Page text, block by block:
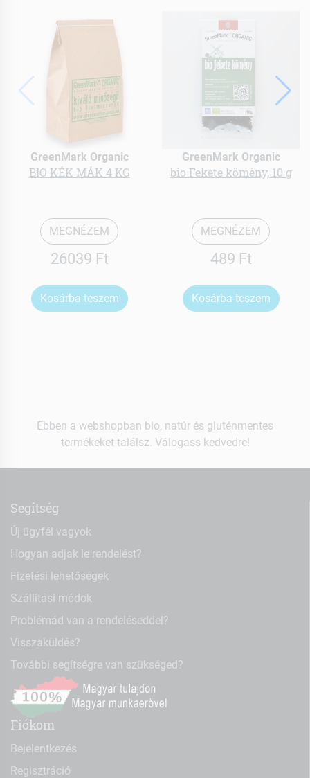
GreenMark Organic
BIO KÉK MÁK 4 KG
MEGNÉZEM
26039 Ft
Kosárba teszem
GreenMark Organic
bio Fekete kömény, 10 g
MEGNÉZEM
489 Ft
Kosárba teszem
Ebben a webshopban bio, natúr és gluténmentes
termékeket találsz. Válogass kedvedre!
Segítség
Új ügyfél vagyok
Hogyan adjak le rendelést?
Fizetési lehetőségek
Szállítási módok
Problémád van a rendeléseddel?
Visszaküldés?
További segítségre van szükséged?
Fiókom
Bejelentkezés
Regisztráció